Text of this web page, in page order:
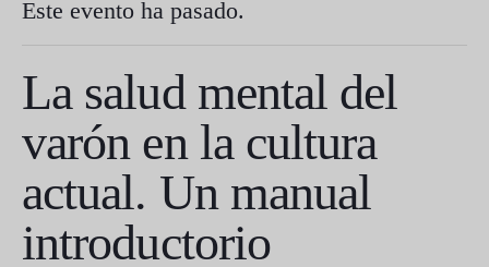
Este evento ha pasado.
La salud mental del
varón en la cultura
actual. Un manual
introductorio